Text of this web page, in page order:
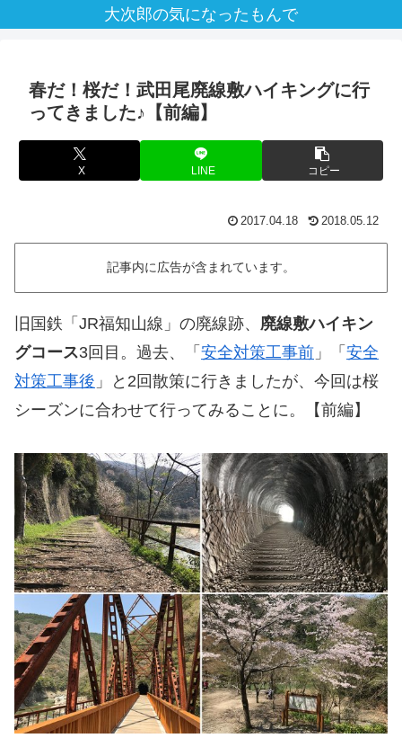
大次郎の気になったもんで
春だ！桜だ！武田尾廃線敷ハイキングに行
ってきました♪【前編】
X LINE コピー
2017.04.18 2018.05.12
記事内に広告が含まれています。
旧国鉄「JR福知山線」の廃線跡、 廃線敷ハイキン
グコース3回目。過去、「 安全対策工事前 」「 安全
対策工事後 」と2回散策に行きましたが、今回は桜
シーズンに合わせて行ってみることに。【前編】